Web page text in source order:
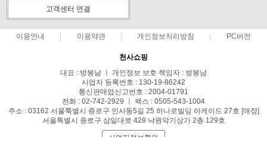
고객센터 연결
이용안내 이용약관 개인정보처리방침 PC버전
천사쇼핑
대표 : 방봉남 ㅣ 개인정보 보호 책임자 : 방봉남
사업자 등록번호 : 130-19-86242
통신판매업신고번호 : 2004-01791
전화 : 02-742-2929 ㅣ 팩스 : 0505-543-1004
주소 : 03162 서울툭별시 종로구 인사동5길 25 하나로빌딩 아케이드 27호 [매장]
서울특별시 종로구 삼일대로 428 낙원악기상가 2층 129호
사업자정보확인